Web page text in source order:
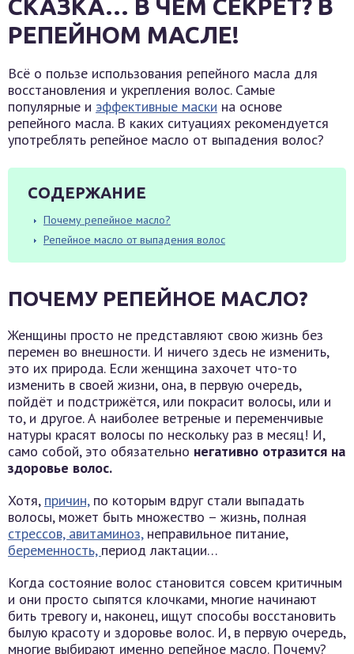
СКАЗКА… В ЧЁМ СЕКРЕТ? В
РЕПЕЙНОМ МАСЛЕ!
Всё о пользе использования репейного масла для
восстановления и укрепления волос. Самые
популярные и эффективные маски на основе
репейного масла. В каких ситуациях рекомендуется
употреблять репейное масло от выпадения волос?
СОДЕРЖАНИЕ
Почему репейное масло?
Репейное масло от выпадения волос
ПОЧЕМУ РЕПЕЙНОЕ МАСЛО?
Женщины просто не представляют свою жизнь без
перемен во внешности. И ничего здесь не изменить,
это их природа. Если женщина захочет что-то
изменить в своей жизни, она, в первую очередь,
пойдёт и подстрижётся, или покрасит волосы, или и
то, и другое. А наиболее ветреные и переменчивые
натуры красят волосы по нескольку раз в месяц! И,
само собой, это обязательно негативно отразится на
здоровье волос.
Хотя, причин,по которым вдруг стали выпадать
волосы, может быть множество – жизнь, полная
стрессов, авитаминоз,неправильное питание,
беременность, период лактации…
Когда состояние волос становится совсем критичным
и они просто сыпятся клочками, многие начинают
бить тревогу и, наконец, ищут способы восстановить
былую красоту и здоровье волос. И, в первую очередь,
многие выбирают именно репейное масло. Почему?